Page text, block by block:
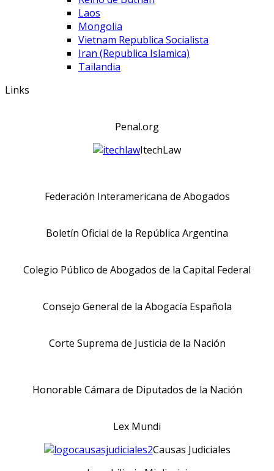
Laos
Mongolia
Vietnam Republica Socialista
Iran (Republica Islamica)
Tailandia
Links
Penal.org
ItechLaw
Federación Interamericana de Abogados
Boletín Oficial de la República Argentina
Colegio Público de Abogados de la Capital Federal
Consejo General de la Abogacía Española
Corte Suprema de Justicia de la Nación
Honorable Cámara de Diputados de la Nación
Lex Mundi
Causas Judiciales